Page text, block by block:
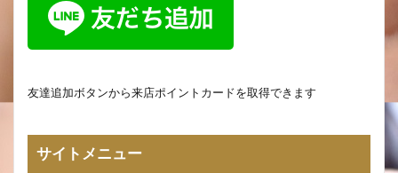
友達追加ボタンから来店ポイントカードを取得できます
サイトメニュー